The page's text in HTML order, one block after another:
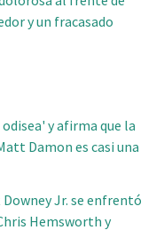
y un fracasado
y afirma que la
Damon es casi una
Jr. se enfrentó
Hemsworth y